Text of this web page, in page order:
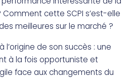
Comment cette SCPI s’est-elle
meilleures sur le marché ?
l’origine de son succès : une
à la fois opportuniste et
face aux changements du